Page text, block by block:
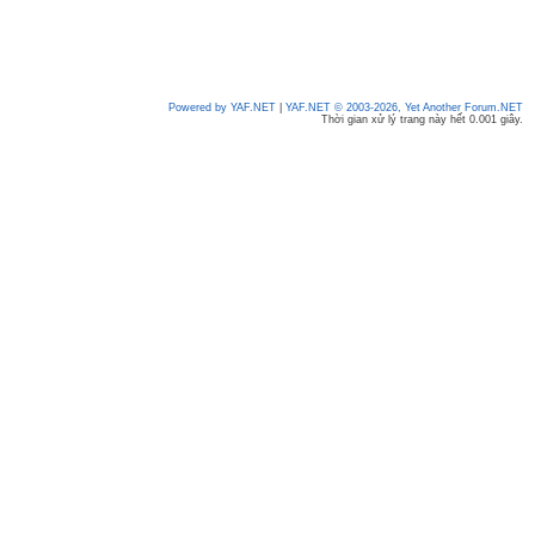
Powered by YAF.NET
YAF.NET © 2003-2026, Yet Another Forum.NET
Thời gian xử lý trang này hết 0.001 giây.